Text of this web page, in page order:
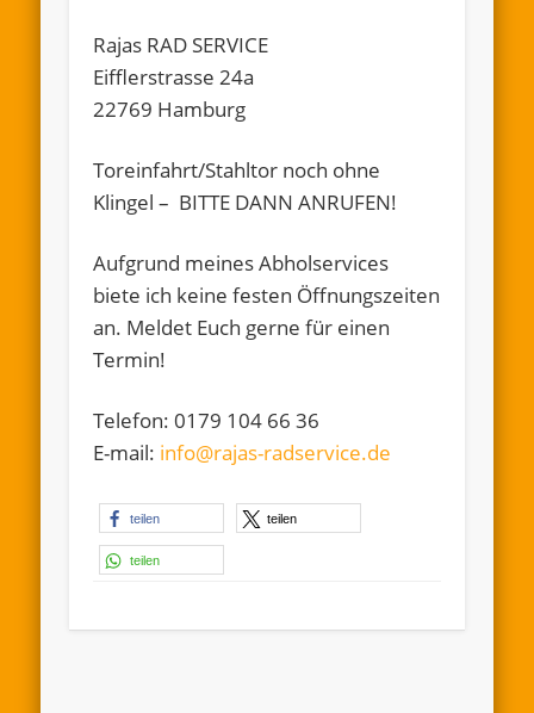
Rajas RAD SERVICE
Eifflerstrasse 24a
22769 Hamburg
Toreinfahrt/Stahltor noch ohne
Klingel – BITTE DANN ANRUFEN!
Aufgrund meines Abholservices
biete ich keine festen Öffnungszeiten
an. Meldet Euch gerne für einen
Termin!
Telefon: 0179 104 66 36
E-mail: info@rajas-radservice.de
teilen teilen
teilen